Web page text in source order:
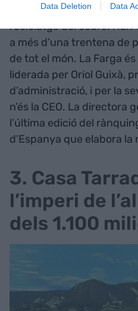
Data Deletion Data
reciclatge: són líders
reciclatge del coure. Han
a més d’una trentena de
de tot el món. La Farga
liderada per Oriol Guixà,
d’administració, i per la
n’és la CEO. La directora
l’última edició del
d’Espanya que elabora la
3. Casa
l’imperi de
dels 1.100